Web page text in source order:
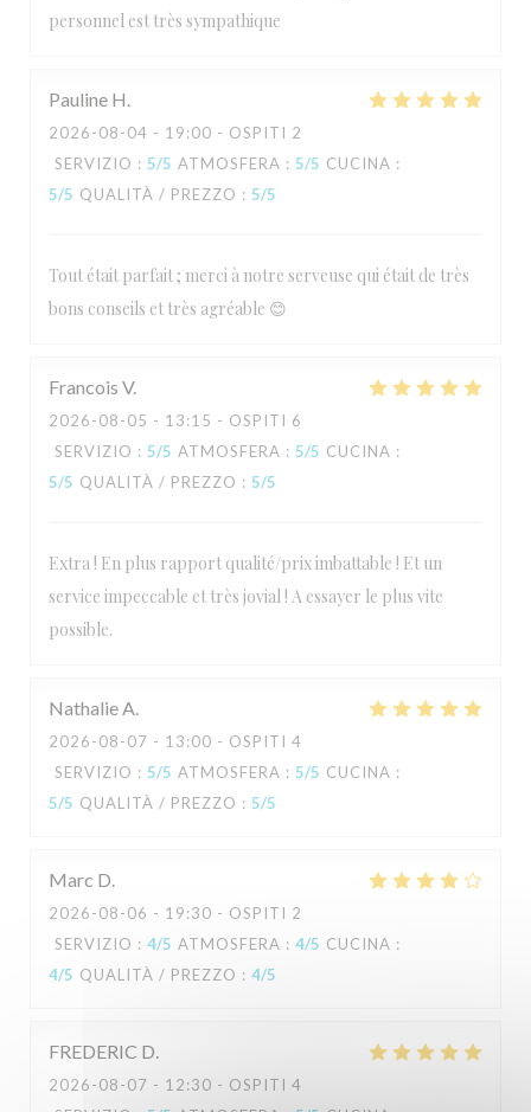
personnel est très sympathique
Pauline H
2026-08-04 - 19:00 - OSPITI 2
SERVIZIO : 5/5 ATMOSFERA : 5/5 CUCINA :
5/5 QUALITÀ / PREZZO : 5/5
Tout était parfait ; merci à notre serveuse qui était de très
bons conseils et très agréable 😊
Francois V
2026-08-05 - 13:15 - OSPITI 6
SERVIZIO : 5/5 ATMOSFERA : 5/5 CUCINA :
5/5 QUALITÀ / PREZZO : 5/5
Extra ! En plus rapport qualité/prix imbattable ! Et un
service impeccable et très jovial ! A essayer le plus vite
possible.
NathalieA
2026-08-07 - 13:00 - OSPITI 4
SERVIZIO : 5/5 ATMOSFERA : 5/5 CUCINA :
5/5 QUALITÀ / PREZZO : 5/5
Marc D
2026-08-06 - 19:30 - OSPITI 2
SERVIZIO : 4/5 ATMOSFERA : 4/5 CUCINA :
4/5 QUALITÀ / PREZZO : 4/5
FREDERIC D
2026-08-07 - 12:30 - OSPITI 4
L'Estival